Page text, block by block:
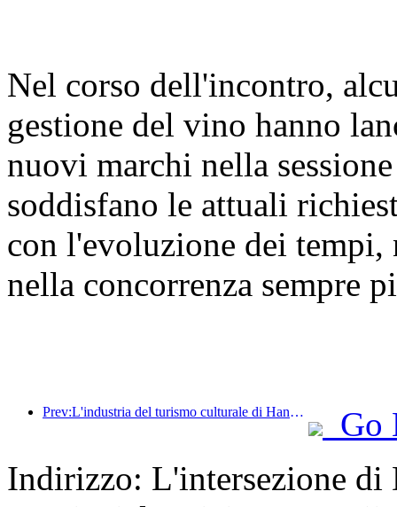
Nel corso dell'incontro,
gestione del vino hanno
nuovi marchi nella
soddisfano le attuali
con l'evoluzione dei tempi,
nella concorrenza sempre
Prev:L'industria del turismo culturale di Hangzhou prospererà nel 2024: il valore aggiunto culturale supera i 340 miliardi e i turisti in entrata raddoppieranno
Go
Indirizzo: L'intersezione di